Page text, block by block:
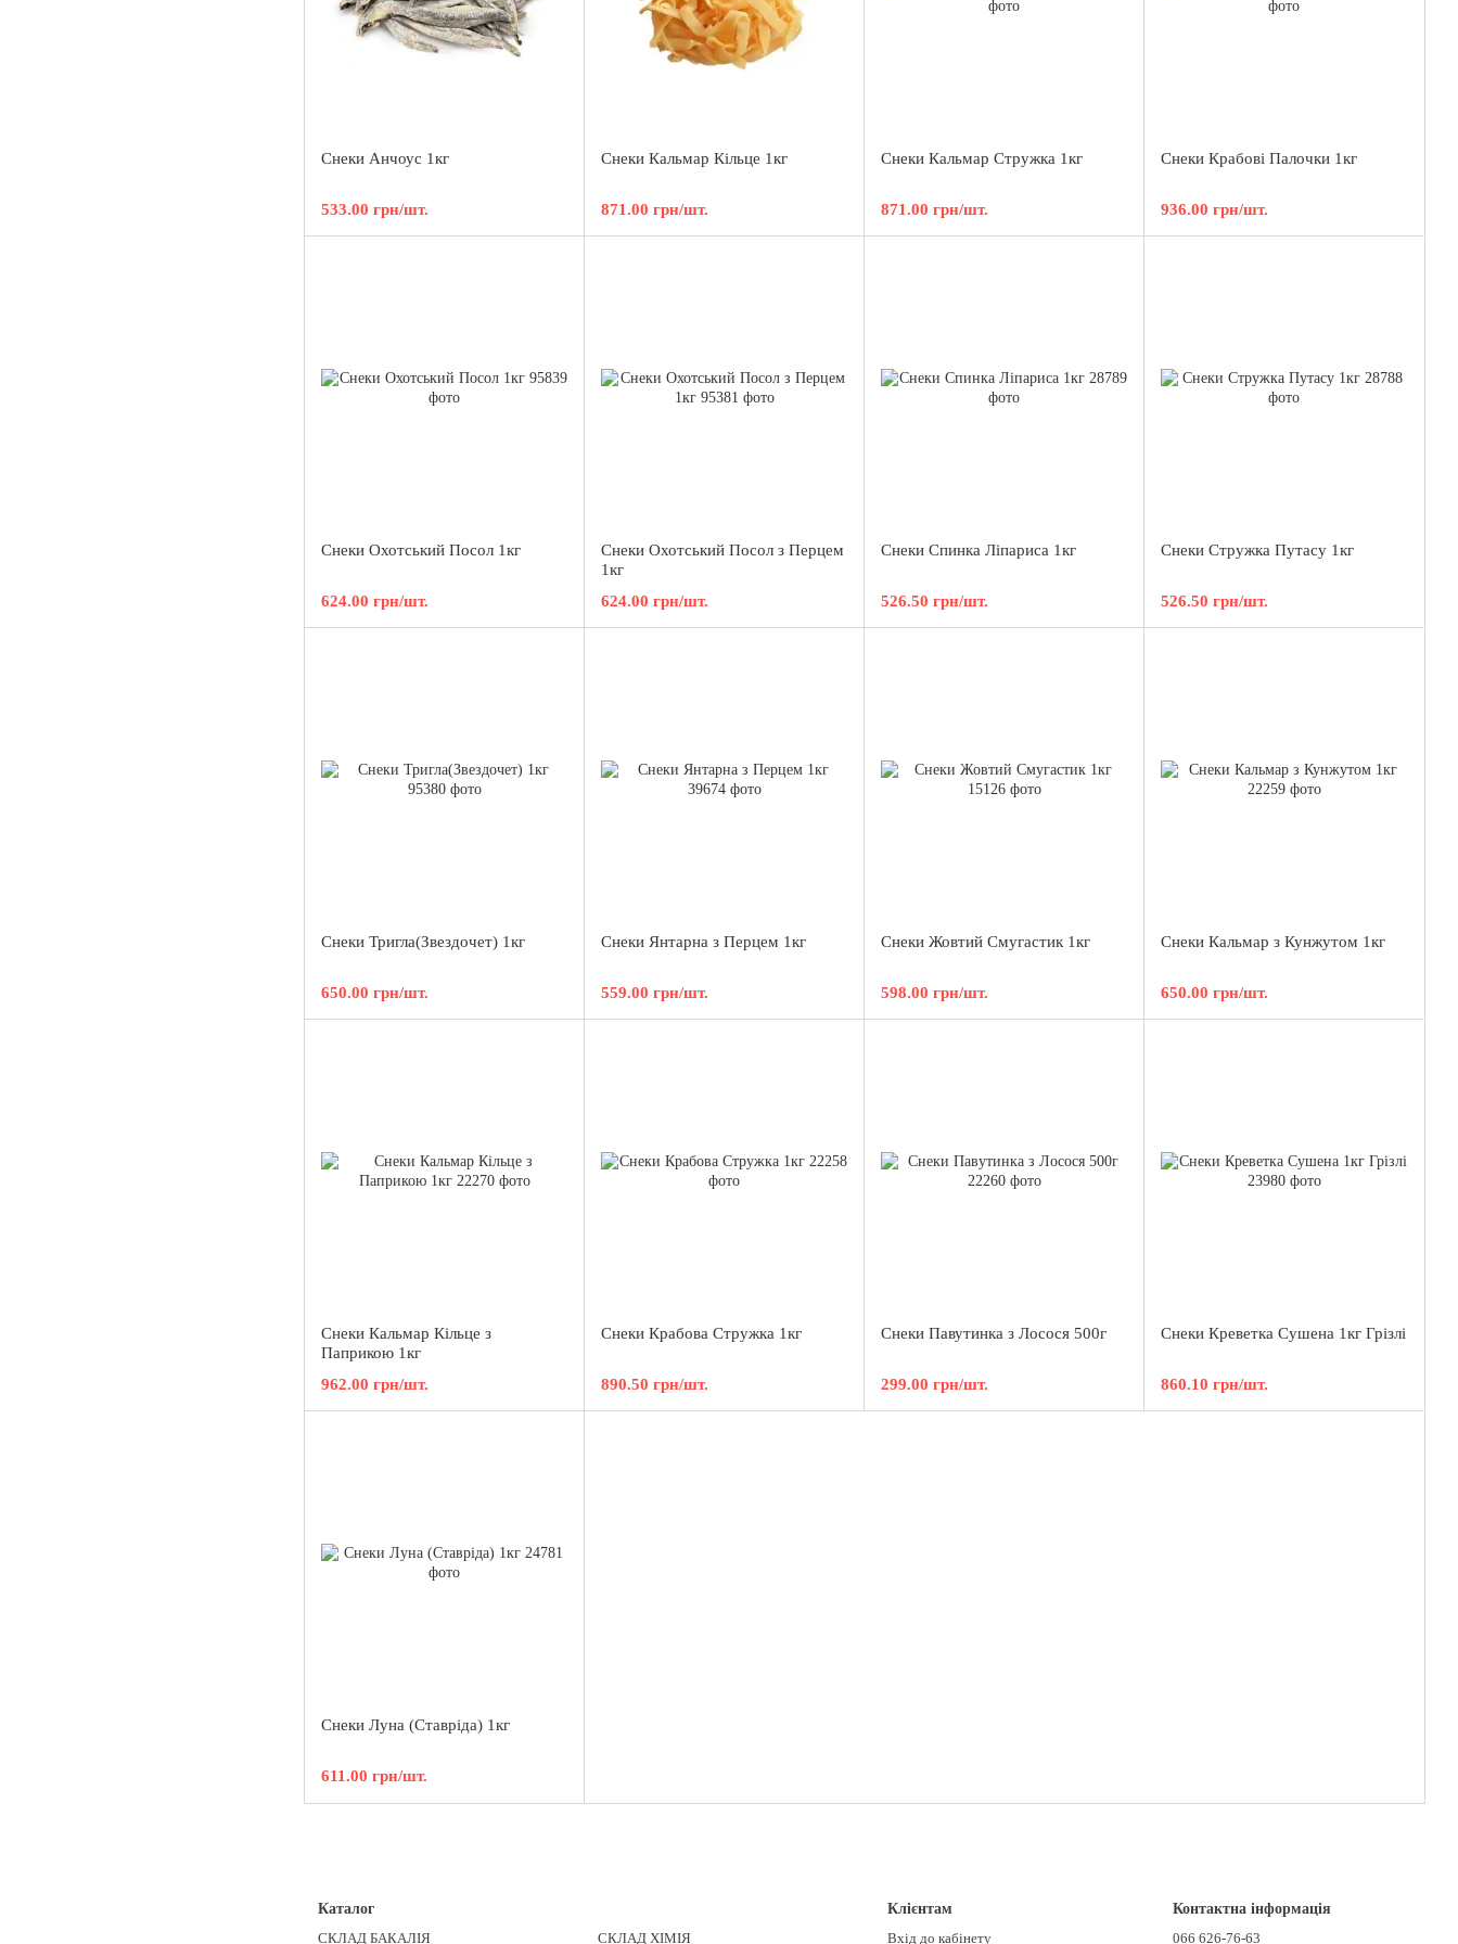
Снеки Анчоус 1кг
533.00 грн/шт.
Снеки Кальмар Кiльце 1кг
871.00 грн/шт.
Снеки Кальмар Стружка 1кг
871.00 грн/шт.
Снеки Крабовi Палочки 1кг
936.00 грн/шт.
Снеки Охотський Посол 1кг
624.00 грн/шт.
Снеки Охотський Посол з Перцем
1кг
624.00 грн/шт.
Снеки Спинка Лiпариса 1кг
526.50 грн/шт.
Снеки Стружка Путасу 1кг
526.50 грн/шт.
Снеки Тригла(Звездочет) 1кг
650.00 грн/шт.
Снеки Янтарна з Перцем 1кг
559.00 грн/шт.
Снеки Жовтий Смугастик 1кг
598.00 грн/шт.
Снеки Кальмар з Кунжутом 1кг
650.00 грн/шт.
Снеки Кальмар Кільце з
Паприкою 1кг
962.00 грн/шт.
Снеки Крабова Стружка 1кг
890.50 грн/шт.
Снеки Павутинка з Лосося 500г
299.00 грн/шт.
Снеки Креветка Сушена 1кг Грізлі
860.10 грн/шт.
Снеки Луна (Ставріда) 1кг
611.00 грн/шт.
Каталог
СКЛАД БАКАЛІЯ
СКЛАД ХІМІЯ
Клієнтам
Вхід до кабінету
Контактна інформація
066 626-76-63